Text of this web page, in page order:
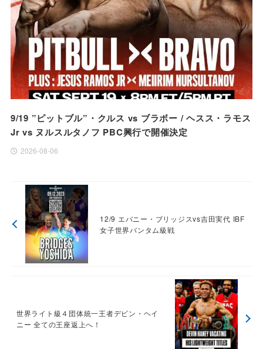
9/19 ”ピットブル”・クルス vs ブラボー / ヘスス・ラモス
Jr vs ヌルスルタノフ PBC興行で開催決定
2026-08-06
12/9 エバニー・ブリッジスvs吉田実代 IBF
女子世界バンタム級戦
世界ライト級４団体統一王者デビン・ヘイ
ニー 全ての王座返上へ！